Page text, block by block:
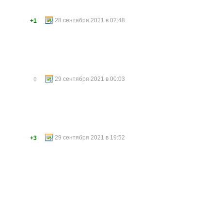
28 сентября 2021 в 02:48
+1
29 сентября 2021 в 00:03
0
29 сентября 2021 в 19:52
+3